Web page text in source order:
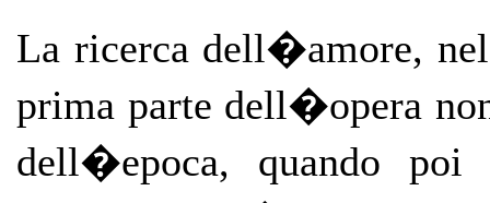
La ricerca dell�amore,
prima parte dell�opera
dell�epoca, quando